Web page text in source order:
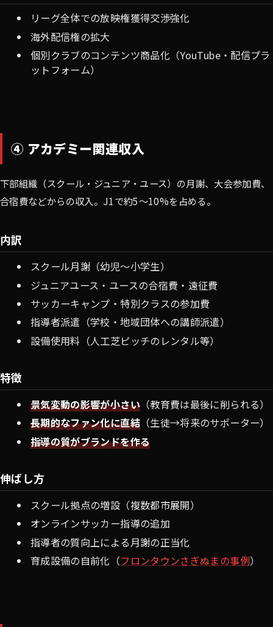
リーグ全体での放映権獲得交渉強化
海外配信権の拡大
個別クラブのコンテンツ商品化（YouTube・配信プラ
ットフォーム）
④ アカデミー関連収入
下部組織（スクール・ジュニア・ユース）の月謝、大会参加費、
合宿費などからの収入。J1で約5〜10%を占める。
内訳
スクール月謝（幼児〜小学生）
ジュニアユース・ユースの合宿費・遠征費
サッカーキャンプ・特別クラスの参加費
指導者派遣（学校・地域団体への講師派遣）
設備使用料（人工芝ピッチのレンタル等）
特徴
景気変動の影響が小さい（教育費は最後に削られる）
長期的なファン化に直結（生徒→将来のサポーター）
指導の質がブランドを作る
伸ばし方
スクール拠点の増設（複数都市展開）
オンラインサッカー指導の追加
指導者の質向上による月謝の正当化
育成設備の自前化（フロンタウンさぎぬまの事例）